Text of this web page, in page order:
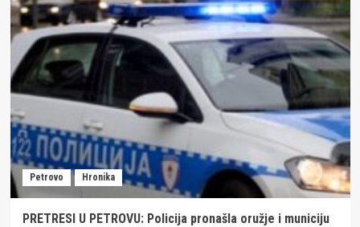
Petrovo Hronika
PRETRESI U PETROVU: Policija pronašla oružje i municiju